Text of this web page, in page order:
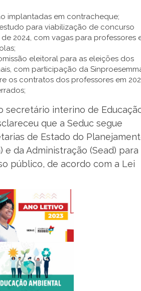
implantadas em contracheque;
para viabilização de concurso
2024, com vagas para professores
eleitoral para as eleições dos
com participação da
os contratos dos professores em
secretário interino de
que a Seduc segue
de Estado do
e da Administração (Sead) para
público, de acordo com a Lei